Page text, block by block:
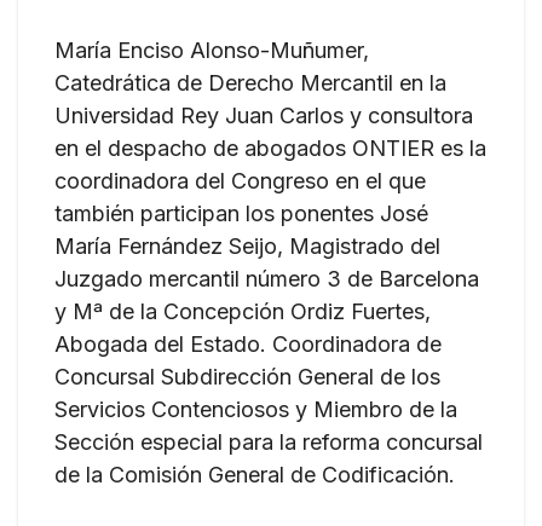
María Enciso Alonso-Muñumer,
Catedrática de Derecho Mercantil en la
Universidad Rey Juan Carlos y consultora
en el despacho de abogados ONTIER es la
coordinadora del Congreso en el que
también participan los ponentes José
María Fernández Seijo, Magistrado del
Juzgado mercantil número 3 de Barcelona
y Mª de la Concepción Ordiz Fuertes,
Abogada del Estado. Coordinadora de
Concursal Subdirección General de los
Servicios Contenciosos y Miembro de la
Sección especial para la reforma concursal
de la Comisión General de Codificación.